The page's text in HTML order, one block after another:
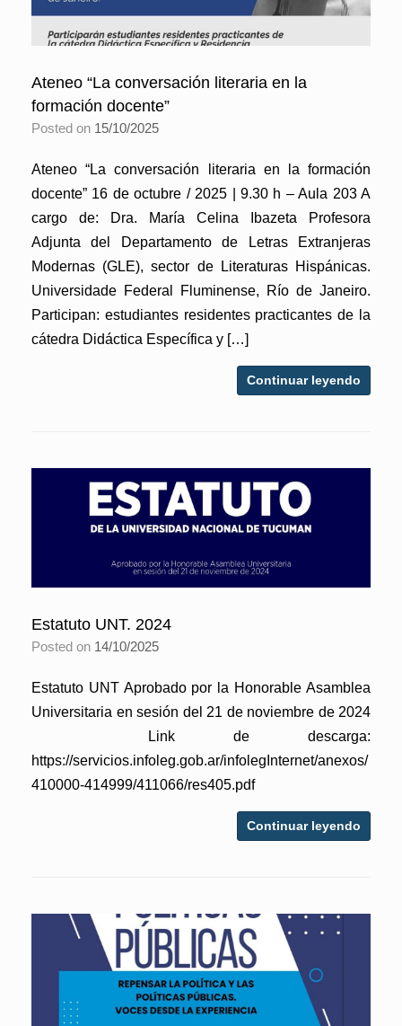
Ateneo “La conversación literaria en la
formación docente”
Posted on 15/10/2025
Ateneo “La conversación literaria en la formación
docente” 16 de octubre / 2025 | 9.30 h – Aula 203 A
cargo de: Dra. María Celina Ibazeta Profesora
Adjunta del Departamento de Letras Extranjeras
Modernas (GLE), sector de Literaturas Hispánicas.
Universidade Federal Fluminense, Río de Janeiro.
Participan: estudiantes residentes practicantes de la
cátedra Didáctica Específica y […]
Continuar leyendo
Estatuto UNT. 2024
Posted on 14/10/2025
Estatuto UNT Aprobado por la Honorable Asamblea
Universitaria en sesión del 21 de noviembre de 2024
Link de descarga:
https://servicios.infoleg.gob.ar/infolegInternet/anexos/
410000-414999/411066/res405.pdf
Continuar leyendo